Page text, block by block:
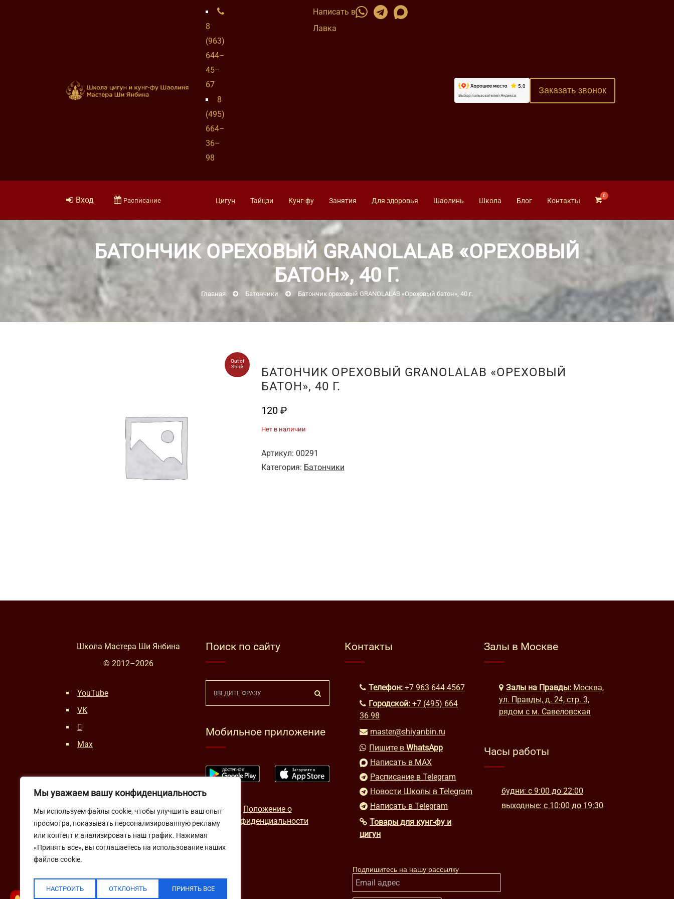
Мы уважаем вашу конфиденциальность
Мы используем файлы cookie, чтобы улучшить ваш опыт
просмотра, показывать персонализированную рекламу
или контент и анализировать наш трафик. Нажимая
«Принять все», вы соглашаетесь на использование наших
файлов cookie.
НАСТРОИТЬ ОТКЛОНЯТЬ ПРИНЯТЬ ВСЕ
8
(963)
644–
45–
67
8
(495)
664–
36–
98
Написать в
Лавка
Заказать звонок
Вход Расписание Цигун Тайцзи Кунг-фу Занятия Для здоровья Шаолинь Школа Блог Контакты
БАТОНЧИК ОРЕХОВЫЙ GRANOLALAB «ОРЕХОВЫЙ
БАТОН», 40 Г.
Главная Батончики Батончик ореховый GRANOLALAB «Ореховый батон», 40 г.
Out of
Stock
БАТОНЧИК ОРЕХОВЫЙ GRANOLALAB «ОРЕХОВЫЙ
БАТОН», 40 Г.
120 ₽
Нет в наличии
Артикул: 00291
Категория: Батончики
Школа Мастера Ши Янбина
© 2012–2026
YouTube
VK
Max
Поиск по сайту
Мобильное приложение
Положение о
конфиденциальности
Контакты
Телефон: +7 963 644 4567
Городской: +7 (495) 664
36 98
master@shiyanbin.ru
Пишите в WhatsApp
Написать в MAX
Расписание в Telegram
Новости Школы в Telegram
Написать в Telegram
Товары для кунг-фу и
цигун
Залы в Москве
Залы на Правды: Москва,
ул. Правды, д. 24, стр. 3,
рядом с м. Савеловская
Часы работы
будни: с 9:00 до 22:00
выходные: с 10:00 до 19:30
Подпишитесь на нашу рассылку